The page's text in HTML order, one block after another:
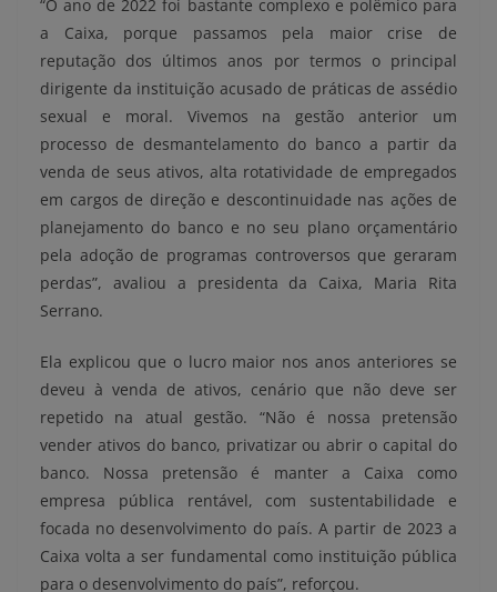
“O ano de 2022 foi bastante complexo e polêmico para
a Caixa, porque passamos pela maior crise de
reputação dos últimos anos por termos o principal
dirigente da instituição acusado de práticas de assédio
sexual e moral. Vivemos na gestão anterior um
processo de desmantelamento do banco a partir da
venda de seus ativos, alta rotatividade de empregados
em cargos de direção e descontinuidade nas ações de
planejamento do banco e no seu plano orçamentário
pela adoção de programas controversos que geraram
perdas”, avaliou a presidenta da Caixa, Maria Rita
Serrano.
Ela explicou que o lucro maior nos anos anteriores se
deveu à venda de ativos, cenário que não deve ser
repetido na atual gestão. “Não é nossa pretensão
vender ativos do banco, privatizar ou abrir o capital do
banco. Nossa pretensão é manter a Caixa como
empresa pública rentável, com sustentabilidade e
focada no desenvolvimento do país. A partir de 2023 a
Caixa volta a ser fundamental como instituição pública
para o desenvolvimento do país”, reforçou.